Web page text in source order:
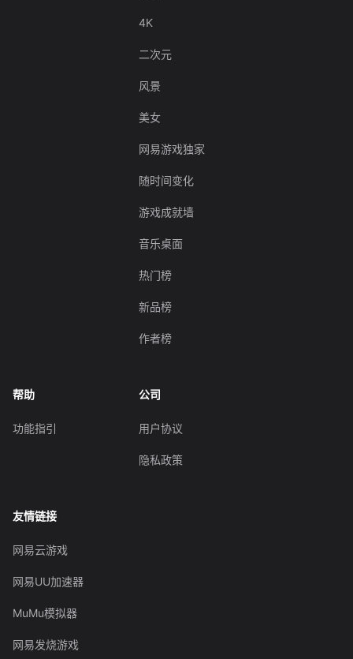
4K
二次元
风景
美女
网易游戏独家
随时间变化
游戏成就墙
音乐桌面
热门榜
新品榜
作者榜
帮助
功能指引
公司
用户协议
隐私政策
友情链接
网易云游戏
网易UU加速器
MuMu模拟器
网易发烧游戏